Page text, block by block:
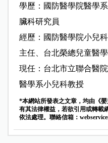
學歷： 國防醫學院醫學
臟科研究員
經歷： 國防醫學院小兒
主任、 台北榮總兒童醫
現任： 台北市立聯合醫
醫學系小兒科教授
*本網站所發表之文章，均由《
有其法律權益，若欲引用或轉載
依法處理。聯絡信箱：